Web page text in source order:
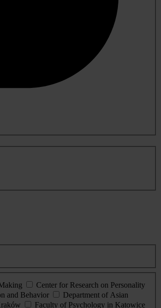
Center for Research on Personality
and Behavior
Department of Asian
Faculty of Psychology in Katowice